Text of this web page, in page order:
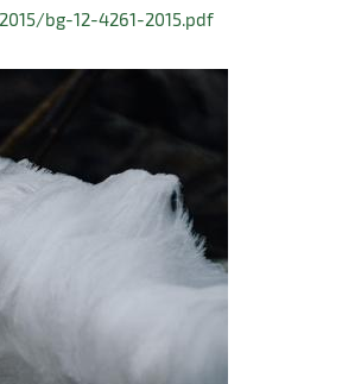
bg-12-4261-2015.pdf